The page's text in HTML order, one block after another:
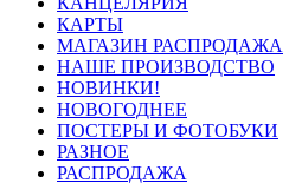
КАРТЫ
МАГАЗИН РАСПРОДАЖА
НАШЕ ПРОИЗВОДСТВО
НОВИНКИ!
НОВОГОДНЕЕ
ПОСТЕРЫ И ФОТОБУКИ
РАЗНОЕ
РАСПРОДАЖА